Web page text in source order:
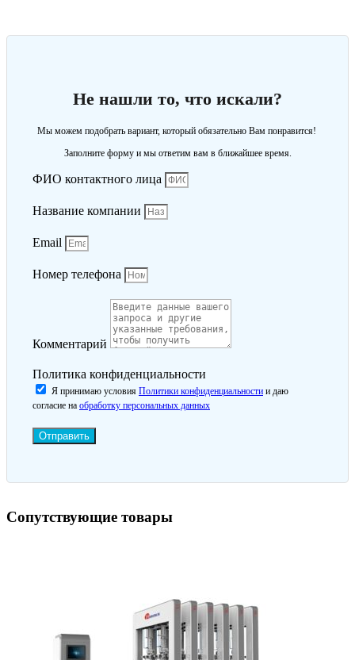
Не нашли то, что искали?
Мы можем подобрать вариант, который обязательно Вам понравится!
Заполните форму и мы ответим вам в ближайшее время.
ФИО контактного лица
Название компании
Email
Номер телефона
Комментарий
Политика конфиденциальности
Я принимаю условия Политики конфиденциальности и даю
согласие на обработку персональных данных
Отправить
Сопутствующие товары